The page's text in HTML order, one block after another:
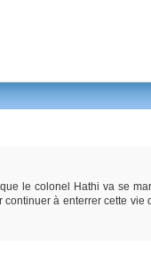
le colonel Hathi va se
à enterrer cette